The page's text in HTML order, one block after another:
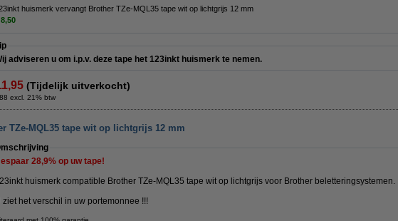
huismerk vervangt Brother TZe-MQL35 tape wit op lichtgrijs 12 mm
adviseren u om i.p.v. deze tape het 123inkt huismerk te nemen.
(Tijdelijk uitverkocht)
excl. 21% btw
TZe-MQL35 tape wit op lichtgrijs 12 mm
28,9% op uw tape!
huismerk compatible Brother TZe-MQL35 tape wit op lichtgrijs voor Brother beletteringsystemen.
ziet het verschil in uw portemonnee !!!